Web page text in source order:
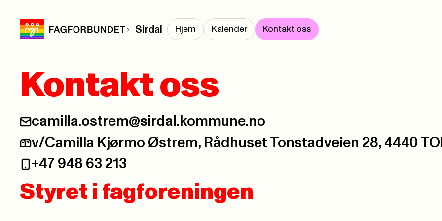
Sirdal Hjem Kalender Kontakt oss
Kontakt oss
camilla.ostrem@sirdal.kommune.no
v/Camilla Kjørmo Østrem, Rådhuset Tonstadveien 28, 4440
+47 948 63 213
Styret i fagforeningen